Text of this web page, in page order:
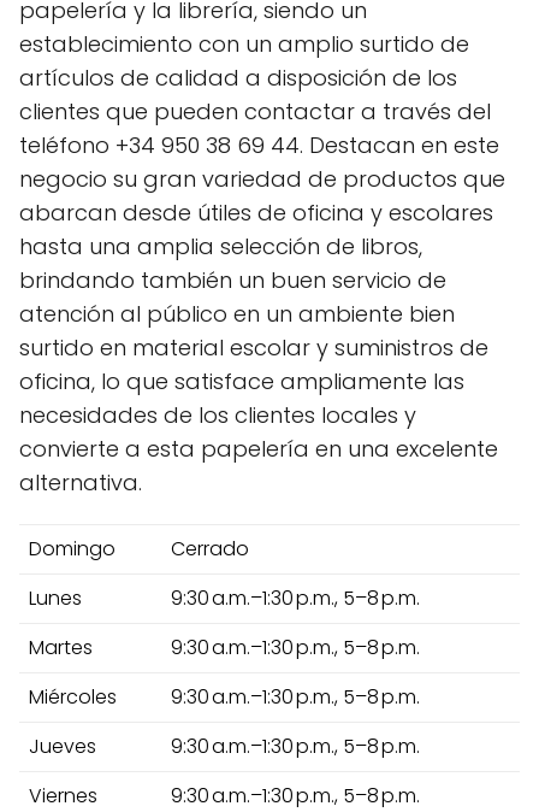
papelería y la librería, siendo un
establecimiento con un amplio surtido de
artículos de calidad a disposición de los
clientes que pueden contactar a través del
teléfono +34 950 38 69 44. Destacan en este
negocio su gran variedad de productos que
abarcan desde útiles de oficina y escolares
hasta una amplia selección de libros,
brindando también un buen servicio de
atención al público en un ambiente bien
surtido en material escolar y suministros de
oficina, lo que satisface ampliamente las
necesidades de los clientes locales y
convierte a esta papelería en una excelente
alternativa.
Domingo
Cerrado
Lunes
9:30 a.m.–1:30 p.m., 5–8 p.m.
Martes
9:30 a.m.–1:30 p.m., 5–8 p.m.
Miércoles
9:30 a.m.–1:30 p.m., 5–8 p.m.
Jueves
9:30 a.m.–1:30 p.m., 5–8 p.m.
Viernes
9:30 a.m.–1:30 p.m., 5–8 p.m.